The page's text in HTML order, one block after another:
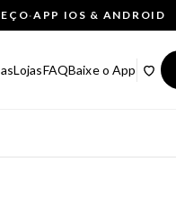
·APP IOS & ANDROID
LojasFAQBaixe o App